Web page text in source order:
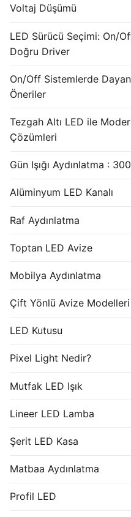
Voltaj Düşümü
LED Sürücü Seçimi: On/
Doğru Driver
On/Off Sistemlerde
Öneriler
Tezgah Altı LED ile
Çözümleri
Gün Işığı Aydınlatma :
Alüminyum LED Kanalı
Raf Aydınlatma
Toptan LED Avize
Mobilya Aydınlatma
Çift Yönlü Avize Modelleri
LED Kutusu
Pixel Light Nedir?
Mutfak LED Işık
Lineer LED Lamba
Şerit LED Kasa
Matbaa Aydınlatma
Profil LED